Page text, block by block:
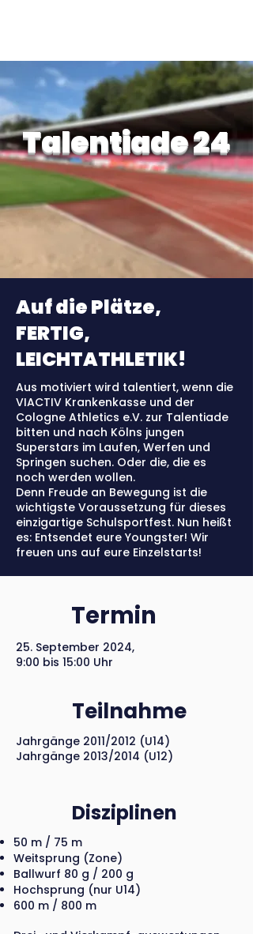
Talentiade 24
Auf die Plätze,
FERTIG,
LEICHTATHLETIK!
Aus motiviert wird talentiert, wenn die
VIACTIV Krankenkasse und der
Cologne Athletics e.V. zur Talentiade
bitten und nach Kölns jungen
Superstars im Laufen, Werfen und
Springen suchen. Oder die, die es
noch werden wollen.
Denn Freude an Bewegung ist die
wichtigste Voraussetzung für dieses
einzigartige Schulsportfest. Nun heißt
es: Entsendet eure Youngster! Wir
freuen uns auf eure Einzelstarts!
Termin
25. September 2024,
9:00 bis 15:00 Uhr
Teilnahme
Jahrgänge 2011/2012 (U14)
Jahrgänge 2013/2014 (U12)
Disziplinen
50 m / 75 m
Weitsprung (Zone)
Ballwurf 80 g / 200 g
Hochsprung (nur U14)
600 m / 800 m